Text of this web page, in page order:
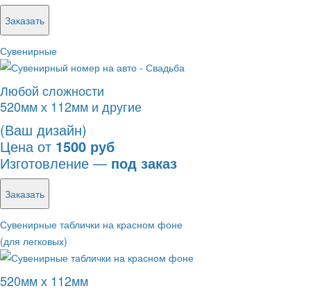
Заказать
Сувенирные
Любой сложности
520мм х 112мм и другие
(Ваш дизайн)
Цена от 1500 руб
Изготовление — под заказ
Заказать
Сувенирные таблички на красном фоне
(для легковых)
520мм х 112мм